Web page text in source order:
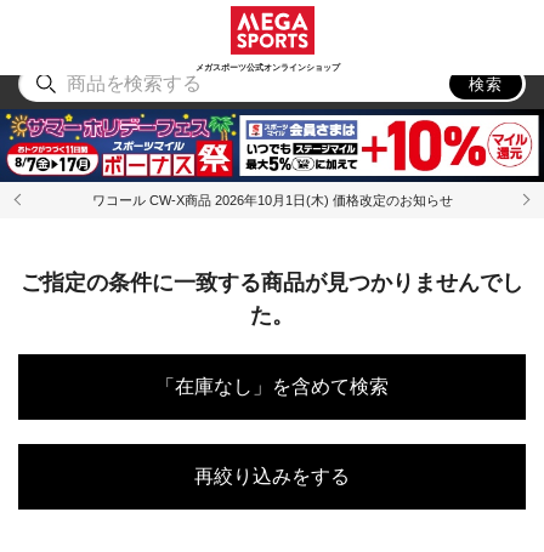
メガスポーツ公式オンラインショップ
アウトドア
検索
ワコール CW-X商品 2026年10月1日(木) 価格改定のお知らせ
ご指定の条件に一致する商品が見つかりませんでし
た。
「在庫なし」を含めて検索
再絞り込みをする